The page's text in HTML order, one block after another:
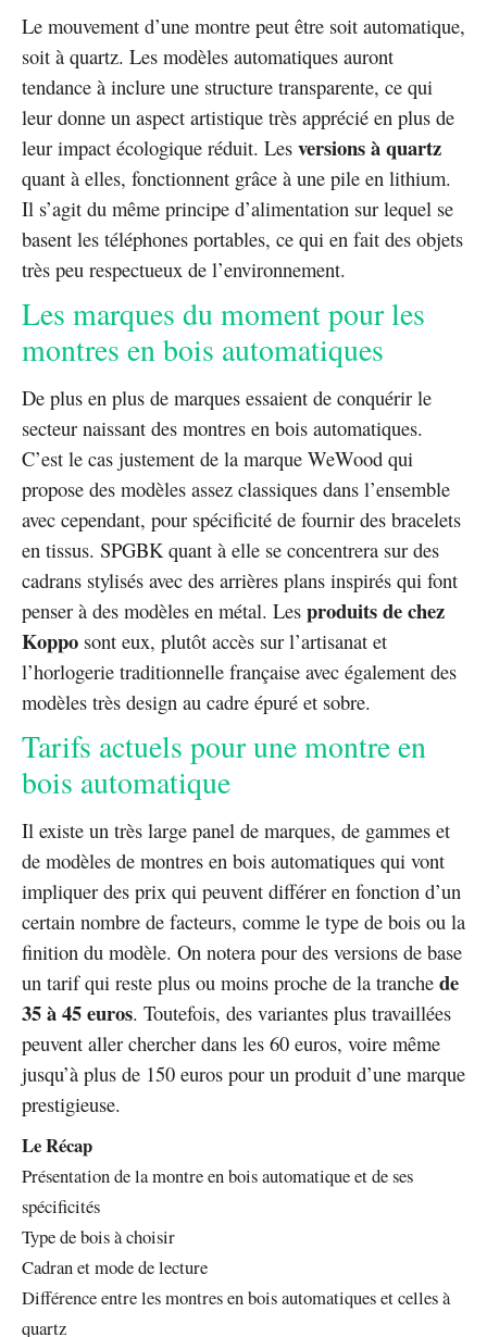
Le mouvement d’une montre peut être soit automatique,
soit à quartz. Les modèles automatiques auront
tendance à inclure une structure transparente, ce qui
leur donne un aspect artistique très apprécié en plus de
leur impact écologique réduit. Les versions à quartz
quant à elles, fonctionnent grâce à une pile en lithium.
Il s’agit du même principe d’alimentation sur lequel se
basent les téléphones portables, ce qui en fait des objets
très peu respectueux de l’environnement.
Les marques du moment pour les
montres en bois automatiques
De plus en plus de marques essaient de conquérir le
secteur naissant des montres en bois automatiques.
C’est le cas justement de la marque WeWood qui
propose des modèles assez classiques dans l’ensemble
avec cependant, pour spécificité de fournir des bracelets
en tissus. SPGBK quant à elle se concentrera sur des
cadrans stylisés avec des arrières plans inspirés qui font
penser à des modèles en métal. Les produits de chez
Koppo sont eux, plutôt accès sur l’artisanat et
l’horlogerie traditionnelle française avec également des
modèles très design au cadre épuré et sobre.
Tarifs actuels pour une montre en
bois automatique
Il existe un très large panel de marques, de gammes et
de modèles de montres en bois automatiques qui vont
impliquer des prix qui peuvent différer en fonction d’un
certain nombre de facteurs, comme le type de bois ou la
finition du modèle. On notera pour des versions de base
un tarif qui reste plus ou moins proche de la tranche de
35 à 45 euros. Toutefois, des variantes plus travaillées
peuvent aller chercher dans les 60 euros, voire même
jusqu’à plus de 150 euros pour un produit d’une marque
prestigieuse.
Le Récap
Présentation de la montre en bois automatique et de ses
spécificités
Type de bois à choisir
Cadran et mode de lecture
Différence entre les montres en bois automatiques et celles à
quartz